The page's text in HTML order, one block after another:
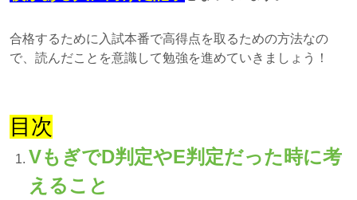
合格するために入試本番で高得点を取るための方法なの
で、読んだことを意識して勉強を進めていきましょう！
目次
VもぎでD判定やE判定だった時に考
えること